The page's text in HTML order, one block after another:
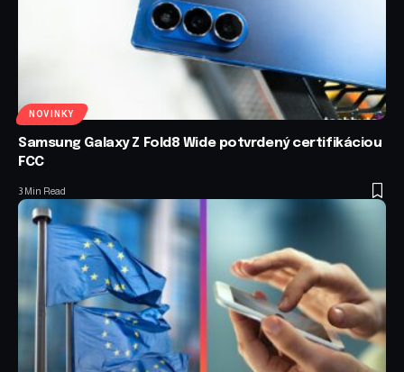
NOVINKY
Samsung Galaxy Z Fold8 Wide potvrdený certifikáciou
FCC
3 Min Read